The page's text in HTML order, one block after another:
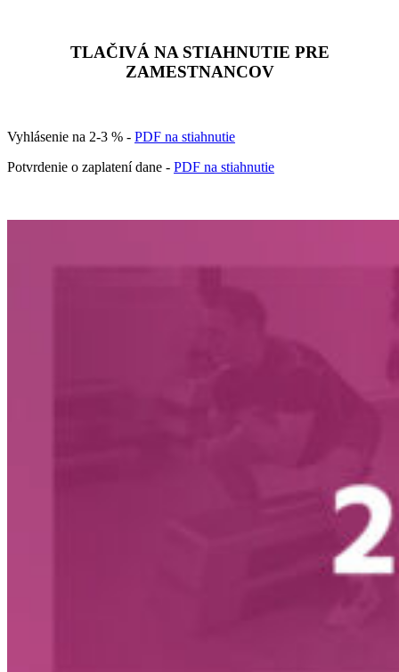
TLAČIVÁ NA STIAHNUTIE PRE
ZAMESTNANCOV
Vyhlásenie na 2-3 % - PDF na stiahnutie
Potvrdenie o zaplatení dane - PDF na stiahnutie